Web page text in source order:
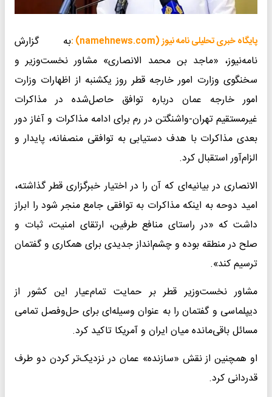
پایگاه خبری تحلیلی نامه نیوز (namehnews.com) :
به گزارش
نامه‌نیوز، «ماجد بن محمد الانصاری» مشاور نخست‌وزیر و
سخنگوی وزارت امور خارجه قطر روز یکشنبه از اظهارات وزارت
امور خارجه عمان درباره توافق حاصل‌شده در مذاکرات
غیرمستقیم تهران-واشنگتن در رم برای ادامه مذاکرات و آغاز دور
بعدی مذاکرات با هدف دستیابی به توافقی منصفانه، پایدار و
الزام‌آور استقبال کرد.
الانصاری در بیانیه‌ای که آن را در اختیار خبرگزاری قطر گذاشته،
امید دوحه به اینکه مذاکرات به توافقی جامع منجر شود را ابراز
داشت که «در راستای منافع طرفین، ارتقای امنیت، ثبات و
صلح در منطقه بوده و چشم‌انداز جدیدی برای همکاری و گفتمان
ترسیم کند».
مشاور نخست‌وزیر قطر بر حمایت تمام‌عیار این کشور از
دیپلماسی و گفتمان را به عنوان وسیله‌ای برای حل‌وفصل تمامی
مسائل باقی‌مانده میان ایران و آمریکا تاکید کرد.
او همچنین از نقش «سازنده» عمان در نزدیک‌تر کردن دو طرف
قدردانی کرد.